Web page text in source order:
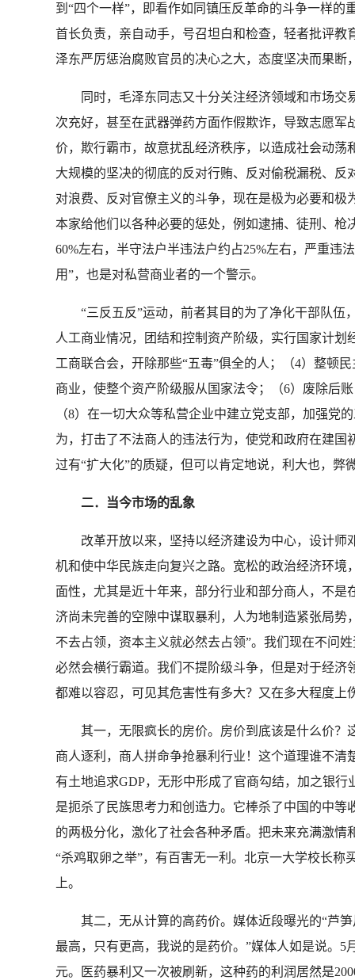
到“四个一样”，即看作如同镇压反革命的斗争一样
首长负责，亲自动手，号召坦白和检查，轻者批评
泽东严厉惩治腐败官员的决心之大，态度坚决而果
同时，毛泽东同志又十分关注经济领域和市场交
次充好，甚至在武器弹药方面作假欺诈，导致志愿
价，欺行霸市，故意扰乱经济秩序，以造成社会动荡
大规模的坚决的彻底的反对行贿、反对偷税漏税、
对浪费、反对官僚主义的斗争，现在是极为必要和
本家给他们以各种必要的惩处，例如逮捕、徒刑、
60%左右，半守法户半违法户约占25%左右，严重违
用”，也是对私营商业者的一个警示。
“三反五反”运动，前者其目的为了净化干部队伍
人工商业情况，团结和控制资产阶级，实行国家计
工商联合会，开除那些“五毒”俱全的人；（4）整顿
商业，使整个资产阶级服从国家法令；（6）废除后
（8）在一切大众等私营企业中建立党支部，加强党
为，打击了不法商人的违法行为，使党和政府在建
过有“扩大化”的质疑，但可以肯定地说，利大也，弊
二．当今市场的乱象
改革开放以来，坚持以经济建设为中心，设计师
机和使中华民族走向复兴之路。宽松的政治经济环
面性，尤其是近十年来，部分行业和部分商人，不
济尚未完善的空隙中谋取暴利，人为地制造紧张局
不去占领，资本主义就必然去占领”。我们现在不问
必然会横行霸道。我们不提阶级斗争，但是对于经
都难以容忍，可见其危害性有多大？又在多大程度
其一，无限疯长的房价。房价到底该是什么价？
商人逐利，商人拼命争抢暴利行业！这个道理谁不
有土地追求GDP，无形中形成了官商勾结，加之银
是扼杀了民族思考力和创造力。它棒杀了中国的中
的两极分化，激化了社会各种矛盾。把未来充满激
“杀鸡取卵之举”，有百害无一利。北京一大学校长
上。
其二，无从计算的高药价。媒体近段曝光的“芦笋
最高，只有更高，我说的是药价。”媒体人如是说。5
元。医药暴利又一次被刷新，这种药的利润居然是